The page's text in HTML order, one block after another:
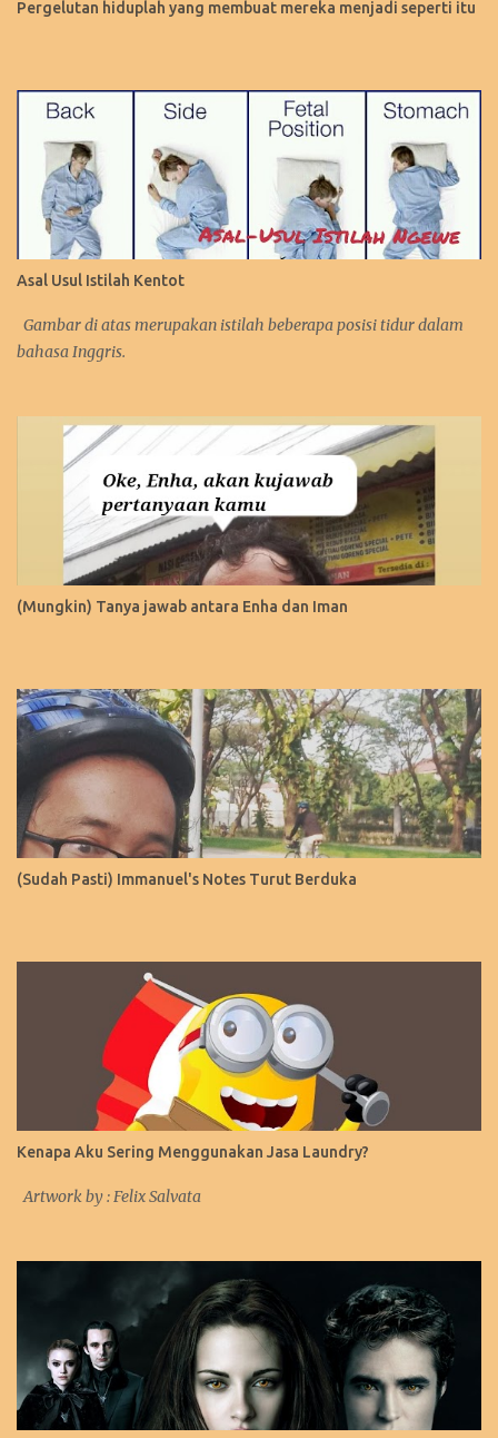
Pergelutan hiduplah yang membuat mereka menjadi seperti itu
Asal Usul Istilah Kentot
Gambar di atas merupakan istilah beberapa posisi tidur dalam
bahasa Inggris.
(Mungkin) Tanya jawab antara Enha dan Iman
(Sudah Pasti) Immanuel's Notes Turut Berduka
Kenapa Aku Sering Menggunakan Jasa Laundry?
Artwork by : Felix Salvata